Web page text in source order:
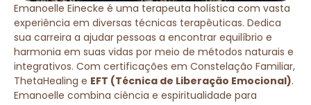
Emanoelle Einecke é uma terapeuta holística com vasta
experiência em diversas técnicas terapêuticas. Dedica
sua carreira a ajudar pessoas a encontrar equilíbrio e
harmonia em suas vidas por meio de métodos naturais e
integrativos. Com certificações em Constelação Familiar,
ThetaHealing e EFT (Técnica de Liberação Emocional).
Emanoelle combina ciência e espiritualidade para